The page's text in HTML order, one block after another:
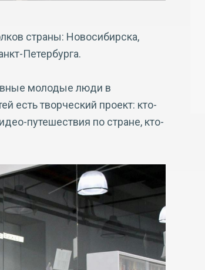
страны: Новосибирска,
Петербурга.
молодые люди в
есть творческий проект: кто-
путешествия по стране, кто-